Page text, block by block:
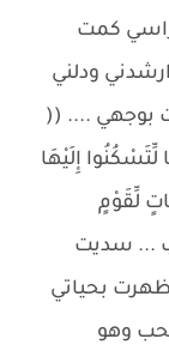
راسي كمت
ودلني
بوجهي .... ((
إِلَيْهَا
لِّقَوْمٍ
... سديت
ظهرت بحياتي
وهو